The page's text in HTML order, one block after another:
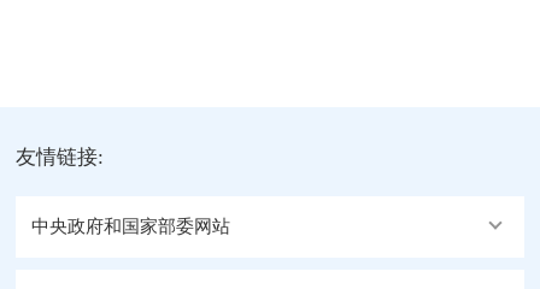
友情链接:
中央政府和国家部委网站